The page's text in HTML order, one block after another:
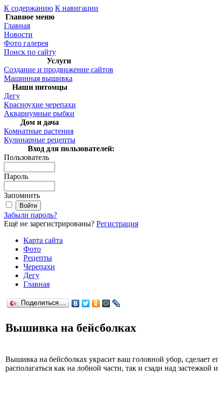
К содержанию К навигации
Главное меню
Главная
Новости
Фото галерея
Поиск по сайту
Услуги
Создание и продвижение сайтов
Машинная вышивка
Наши питомцы
Дегу
Красноухие черепахи
Аквариумные рыбки
Дом и дача
Комнатные растения
Кулинарные рецепты
Вход для пользователей:
Пользователь
Пароль
Запомнить
Забыли пароль?
Ещё не зарегистрированы? Регистрация
Карта сайта
Фото
Рецепты
Черепахи
Дегу
Главная
Поделиться…
Вышивка на бейсболках
Вышивка на бейсболках украсит ваш головной убор,
располагаться как на лобной части, так и сзади над застежкой